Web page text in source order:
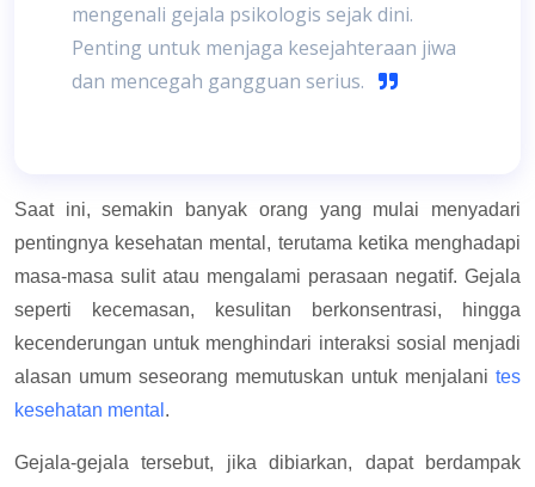
mengenali gejala psikologis sejak dini.
Penting untuk menjaga kesejahteraan jiwa
dan mencegah gangguan serius.
Saat ini, semakin banyak orang yang mulai menyadari
pentingnya kesehatan mental, terutama ketika menghadapi
masa-masa sulit atau mengalami perasaan negatif. Gejala
seperti kecemasan, kesulitan berkonsentrasi, hingga
kecenderungan untuk menghindari interaksi sosial menjadi
alasan umum seseorang memutuskan untuk menjalani tes
kesehatan mental .
Gejala-gejala tersebut, jika dibiarkan, dapat berdampak